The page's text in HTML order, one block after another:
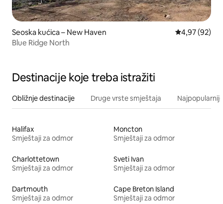
Seoska kućica – New Haven Prosječna
4,97 (92)
Blue Ridge North
Destinacije koje treba istražiti
Obližnje destinacije Druge vrste smještaja
Halifax
Smještaji za odmor
Moncton
Smještaji za odmor
Charlottetown
Smještaji za odmor
Sveti Ivan
Smještaji za odmor
Dartmouth
Smještaji za odmor
Cape Breton Island
Smještaji za odmor